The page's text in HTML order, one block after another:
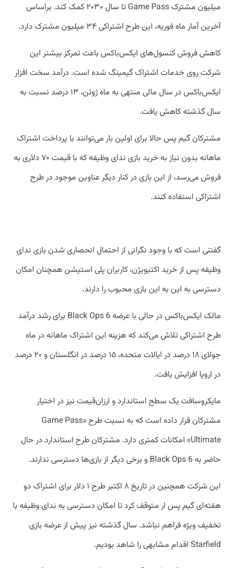
میلیون مشترک Game Pass تا سال ۲۰۳۰ کمک کند. براساس
آخرین آمار ماه فوریه، این طرح اشتراکی ۳۴ میلیون مشترک دارد.
کاهش فروش کنسول‌های ایکس‌باکس باعث تمرکز بیشتر این
شرکت روی خدمات اشتراک گیمینگ شده است. درآمد سخت افزار
ایکس‌باکس در سال مالی منتهی به ماه ژوئن، ۱۳ درصد نسبت به
سال گذشته کاهش یافت.
مشترکان گیم پس حالا برای اولین بار می‌توانند با پرداخت اشتراک
ماهانه بدون نیاز به خرید بازی ندای وظیفه که با قیمت ۷۰ دلاری به
فروش می‌رسد، از این بازی در کنار دیگر عناوین موجود در طرح
اشتراکی استفاده کنند.
گفتنی است که با وجود نگرانی از احتمال انحصاری شدن بازی ندای
وظیفه پس از خرید اکتیویژن، کاربران پلی استیشن همچنان امکان
دسترسی به این به این بازی محبوب را دارند.
مالک ایکس‌باکس در حالی با عرضه Black Ops 6 برای رشد درآمد
طرح اشتراکی تلاش می‌کند که هزینه این اشتراک ماهانه در ماه
جولای ۱۸ درصد در ایالات متحده، ۱۵ درصد در انگلستان و ۲۰ درصد
در اروپا افزایش یافت.
مایکروسافت یک سطح استاندارد و ارزان‌قیمت نیز در اختیار
مشترکان قرار داده است که به نسبت طرح «Game Pass
Ultimate» امکانات کمتری دارد. مشترکان طرح استاندارد در حال
حاضر به Black Ops 6 و برخی دیگر از بازی‌ها دسترسی ندارند.
این شرکت همچنین در تاریخ ۸ اکتبر طرح ۱ دلار برای اشتراک دو
هفته‌ای گیم پس ار متوقف کرد تا امکان دسترسی به ندای وظیفه با
تخفیف ویژه فراهم نباشد. سال گذشته نیز پیش از عرضه بازی
Starfield اقدام مشابهی را شاهد بودیم.